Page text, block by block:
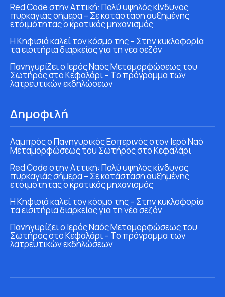
Red Code στην Αττική: Πολύ υψηλός κίνδυνος
πυρκαγιάς σήμερα – Σε κατάσταση αυξημένης
ετοιμότητας ο κρατικός μηχανισμός
Η Κηφισιά καλεί τον κόσμο της – Στην κυκλοφορία
τα εισιτήρια διαρκείας για τη νέα σεζόν
Πανηγυρίζει ο Ιερός Ναός Μεταμορφώσεως του
Σωτήρος στο Κεφαλάρι – Το πρόγραμμα των
λατρευτικών εκδηλώσεων
Δημοφιλή
Λαμπρός ο Πανηγυρικός Εσπερινός στον Ιερό Ναό
Μεταμορφώσεως του Σωτήρος στο Κεφαλάρι
Red Code στην Αττική: Πολύ υψηλός κίνδυνος
πυρκαγιάς σήμερα – Σε κατάσταση αυξημένης
ετοιμότητας ο κρατικός μηχανισμός
Η Κηφισιά καλεί τον κόσμο της – Στην κυκλοφορία
τα εισιτήρια διαρκείας για τη νέα σεζόν
Πανηγυρίζει ο Ιερός Ναός Μεταμορφώσεως του
Σωτήρος στο Κεφαλάρι – Το πρόγραμμα των
λατρευτικών εκδηλώσεων